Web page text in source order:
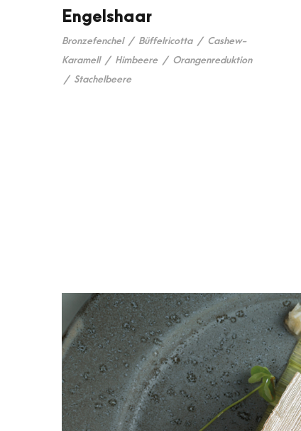
Engelshaar
Bronzefenchel / Büffelricotta / Cashew-
Karamell / Himbeere / Orangenreduktion
/ Stachelbeere